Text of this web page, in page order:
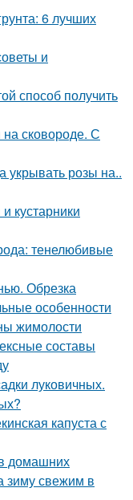
6 лучших
и
способ получить
сковороде. С
укрывать розы на..
кустарники
тенелюбивые
Обрезка
особенности
жимолости
составы
луковичных.
капуста с
домашних
зиму свежим в